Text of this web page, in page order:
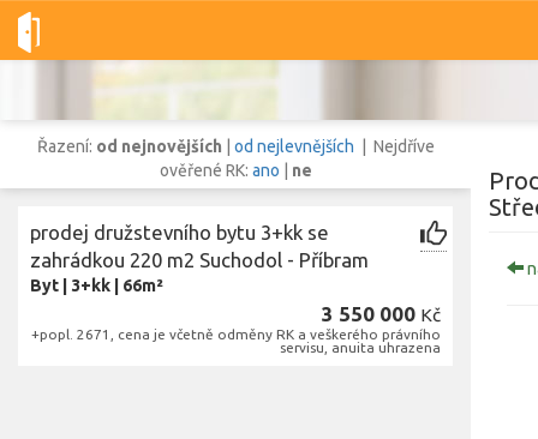
Dobré-nemovitosti.cz obec Suchodol, okres Příbram,
Vše Byty Domy Pozemky
Lokalita
obec Suchodol,okres Příbram, Středočeský kraj
Řazení: od nejnovějších od nejlevnějších | Nejdříve
ověřené RK: ano ne
prodej družstevního bytu 3+kk se
zahrádkou 220 m2 Suchodol - Příbram
Byt 3+kk 66m²
3 550 000 Kč
+popl. 2671, cena je včetně odměny RK a veškerého právního
servisu, anuita uhrazena